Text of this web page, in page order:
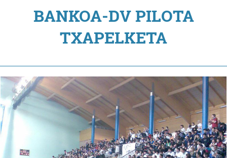
BANKOA-DV PILOTA
TXAPELKETA